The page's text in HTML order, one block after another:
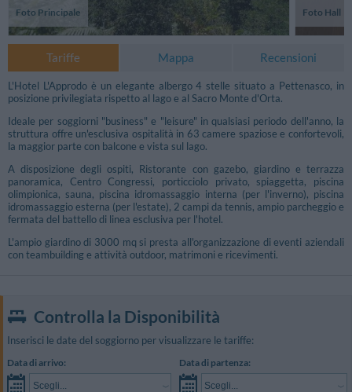
Foto Principale Foto Hall
Tariffe Mappa Recensioni
L'Hotel L'Approdo è un elegante albergo 4 stelle situato a Pettenasco, in
posizione privilegiata rispetto al lago e al Sacro Monte d'Orta.
Ideale per soggiorni "business" e "leisure" in qualsiasi periodo dell'anno, la
struttura offre un'esclusiva ospitalità in 63 camere spaziose e confortevoli,
la maggior parte con balcone e vista sul lago.
A disposizione degli ospiti, Ristorante con gazebo, giardino e terrazza
panoramica, Centro Congressi, porticciolo privato, spiaggetta, piscina
olimpionica, sauna, piscina idromassaggio interna (per l'inverno), piscina
idromassaggio esterna (per l'estate), 2 campi da tennis, ampio parcheggio e
fermata del battello di linea esclusiva per l'hotel.
L'ampio giardino di 3000 mq si presta all'organizzazione di eventi aziendali
con teambuilding e attività outdoor, matrimoni e ricevimenti.
Controlla la Disponibilità
Inserisci le date del soggiorno per visualizzare le tariffe:
Data di arrivo:
Scegli...
Data di partenza:
Scegli...